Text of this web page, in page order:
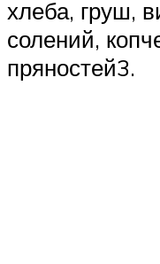
хлеба, груш,
солений,
пряностей3.